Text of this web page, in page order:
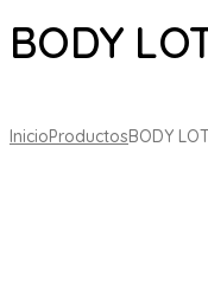
BODY
InicioProductosBODY